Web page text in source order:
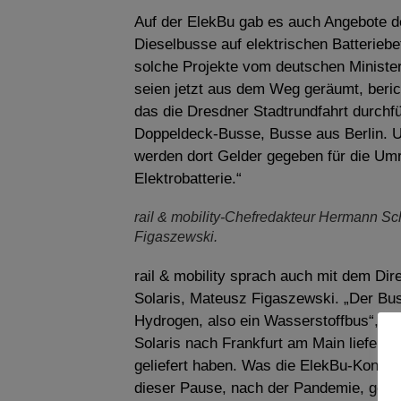
Auf der ElekBu gab es auch Angebote
Dieselbusse auf elektrischen
solche Projekte vom deutschen
seien jetzt aus dem Weg geräumt,
das die Dresdner Stadtrundfahrt
Doppeldeck-Busse, Busse aus Berlin.
werden dort Gelder gegeben für die
Elektrobatterie.“
rail & mobility-Chefredakteur Hermann
Figaszewski.
rail & mobility sprach auch mit dem
Solaris, Mateusz Figaszewski. „Der
Hydrogen, also ein Wasserstoffbus“,
Solaris nach Frankfurt am Main liefern
geliefert haben. Was die ElekBu-
dieser Pause, nach der Pandemie,